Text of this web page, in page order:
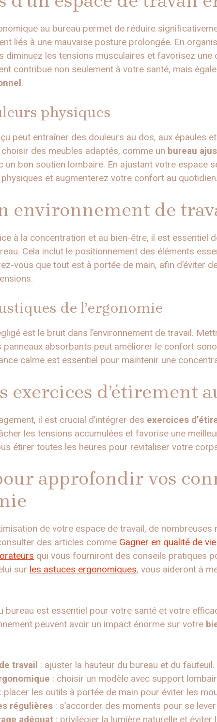
au bureau permet de réduire
liés à une mauvaise posture prolongée. En
diminuez les tensions musculaires et favorisez une
contribue non seulement à votre santé, mais
.
physiques
peut entraîner des douleurs au dos, aux épaules
des meubles adaptés, comme un bureau
un bon soutien lombaire. En ajustant votre espace
et augmenterez votre confort au
environnement de
à la concentration et au bien-être, il est essentiel
Cela inclut le positionnement des éléments
vous que tout est à portée de main, afin d’éviter
de l’ergonomie
est le bruit dans l’environnement de travail.
absorbants peut améliorer le confort
calme est essentiel pour maintenir une
exercices d’étirement
il est crucial d’intégrer des exercices
les tensions accumulées et favorise une
étirer toutes les heures pour revitaliser votre
approfondir vos
de votre espace de travail, de
des articles comme Gagner en qualité de
qui vous fourniront des conseils pratiques
sur les astuces ergonomiques, vous aideront à
bureau est essentiel pour votre santé et votre
peuvent avoir un impact énorme sur votre
travail : ajuster la hauteur du bureau et du fauteuil.
: choisir un modèle avec support
placer les outils à portée de main pour éviter les
régulières : s’accorder des moments pour se lever
adéquat : privilégier la lumière naturelle et éviter